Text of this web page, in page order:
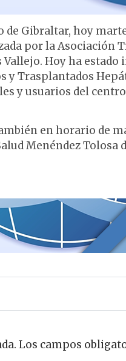
de Gibraltar, hoy
por la Asociación
Hoy ha
Trasplantados
y usuarios del
en horario de
Menéndez Tolosa
Los campos